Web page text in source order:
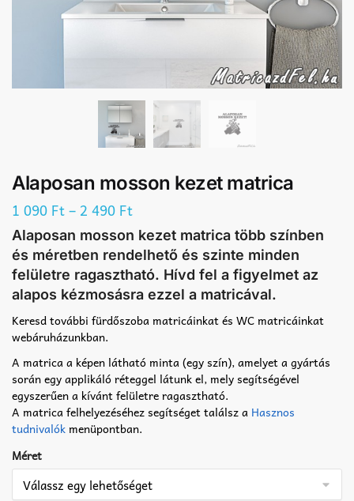
Alaposan mosson kezet matrica
1 090 Ft– 2 490 Ft
Alaposan mosson kezet matrica több színben
és méretben rendelhető és szinte minden
felületre ragasztható. Hívd fel a figyelmet az
alapos kézmosásra ezzel a matricával.
Keresd további fürdőszoba matricáinkat és WC matricáinkat
webáruházunkban.
A matrica a képen látható minta (egy szín), amelyet a gyártás
során egy applikáló réteggel látunk el, mely segítségével
egyszerűen a kívánt felületre ragasztható.
A matrica felhelyezéséhez segítséget találsz a Hasznos
tudnivalók menüpontban.
Méret